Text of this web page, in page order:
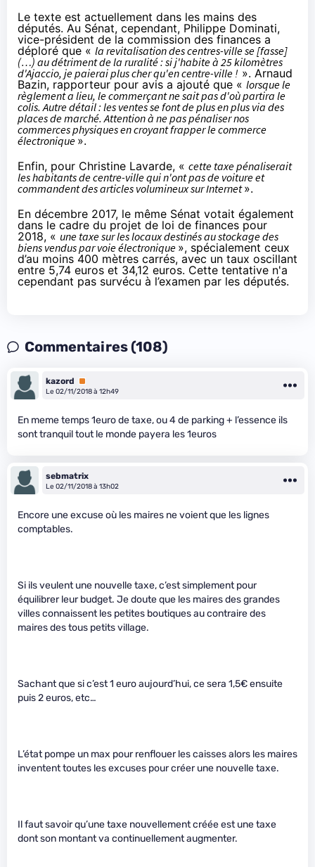
Le texte est actuellement dans les mains des
députés. Au Sénat, cependant, Philippe Dominati,
vice-président de la commission des finances a
déploré que « la revitalisation des centres-ville se [fasse]
(…) au détriment de la ruralité : si j'habite à 25 kilomètres
d'Ajaccio, je paierai plus cher qu'en centre-ville ! ». Arnaud
Bazin, rapporteur pour avis a ajouté que « lorsque le
règlement a lieu, le commerçant ne sait pas d'où partira le
colis. Autre détail : les ventes se font de plus en plus via des
places de marché. Attention à ne pas pénaliser nos
commerces physiques en croyant frapper le commerce
électronique ».
Enfin, pour Christine Lavarde, « cette taxe pénaliserait
les habitants de centre-ville qui n'ont pas de voiture et
commandent des articles volumineux sur Internet».
En décembre 2017, le même Sénat votait également
dans le cadre du projet de loi de finances pour
2018, « une taxe sur les locaux destinés au stockage des
biens vendus par voie électronique », spécialement ceux
d’au moins 400 mètres carrés, avec un taux oscillant
entre 5,74 euros et 34,12 euros. Cette tentative n'a
cependant pas survécu à l’examen par les députés.
Commentaires (108)
kazord
Premium
Le 02/11/2018 à 12h49
En meme temps 1euro de taxe, ou 4 de parking + l’essence ils
sont tranquil tout le monde payera les 1euros
sebmatrix
Le 02/11/2018 à 13h02
Encore une excuse où les maires ne voient que les lignes
comptables.
Si ils veulent une nouvelle taxe, c’est simplement pour
équilibrer leur budget. Je doute que les maires des grandes
villes connaissent les petites boutiques au contraire des
maires des tous petits village.
Sachant que si c’est 1 euro aujourd’hui, ce sera 1,5€ ensuite
puis 2 euros, etc…
L’état pompe un max pour renflouer les caisses alors les maires
inventent toutes les excuses pour créer une nouvelle taxe.
Il faut savoir qu’une taxe nouvellement créée est une taxe
dont son montant va continuellement augmenter.